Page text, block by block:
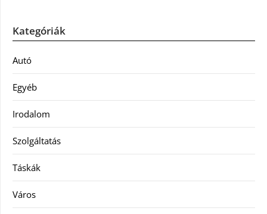
Kategóriák
Autó
Egyéb
Irodalom
Szolgáltatás
Táskák
Város